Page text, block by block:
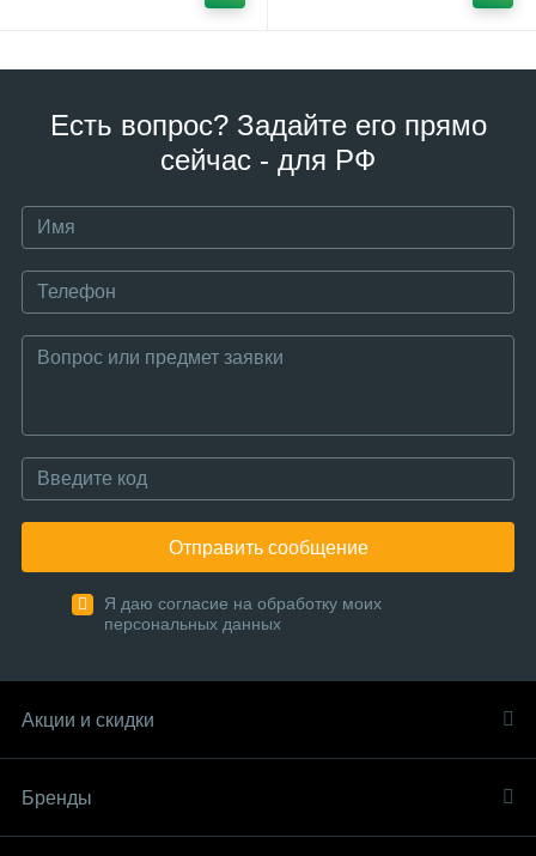
Есть вопрос? Задайте его прямо
сейчас - для РФ
Отправить сообщение
Я даю согласие на обработку моих
персональных данных
Акции и скидки
Бренды